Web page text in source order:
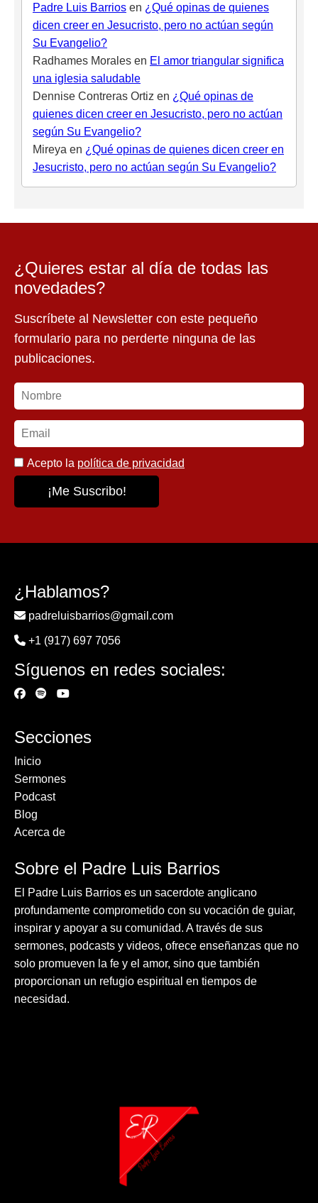
Padre Luis Barrios en ¿Qué opinas de quienes
dicen creer en Jesucristo, pero no actúan según
Su Evangelio?
Radhames Morales en El amor triangular significa
una iglesia saludable
Dennise Contreras Ortiz en ¿Qué opinas de
quienes dicen creer en Jesucristo, pero no actúan
según Su Evangelio?
Mireya en ¿Qué opinas de quienes dicen creer en
Jesucristo, pero no actúan según Su Evangelio?
¿Quieres estar al día de todas las
novedades?
Suscríbete al Newsletter con este pequeño
formulario para no perderte ninguna de las
publicaciones.
Acepto la política de privacidad
¿Hablamos?
padreluisbarrios@gmail.com
+1 (917) 697 7056
Síguenos en redes sociales:
Secciones
Inicio
Sermones
Podcast
Blog
Acerca de
Sobre el Padre Luis Barrios
El Padre Luis Barrios es un sacerdote anglicano
profundamente comprometido con su vocación de guiar,
inspirar y apoyar a su comunidad. A través de sus
sermones, podcasts y videos, ofrece enseñanzas que no
solo promueven la fe y el amor, sino que también
proporcionan un refugio espiritual en tiempos de
necesidad.